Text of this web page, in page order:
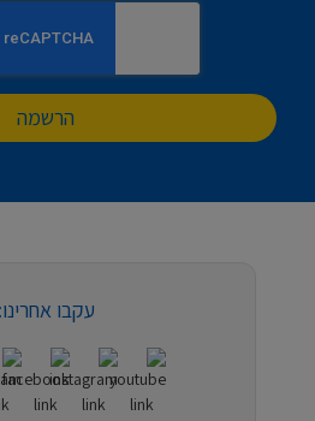
הרשמה
עקבו אחרינו: